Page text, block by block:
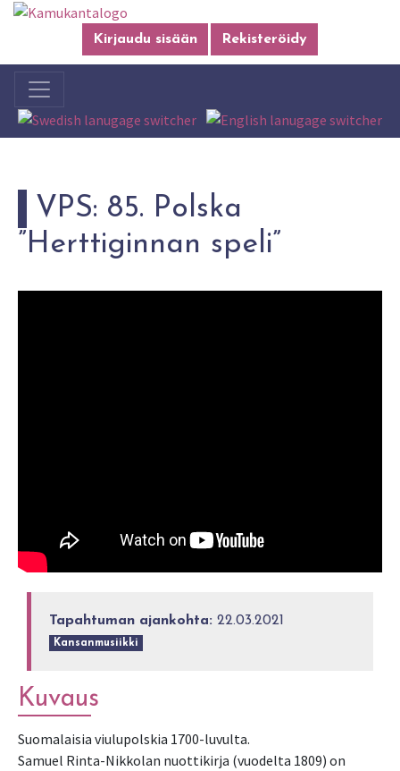
Kirjaudu sisään Rekisteröidy
VPS: 85. Polska
”Herttiginnan speli”
Tapahtuman ajankohta: 22.03.2021
Kansanmusiikki
Kuvaus
Suomalaisia viulupolskia 1700-luvulta.
Samuel Rinta-Nikkolan nuottikirja (vuodelta 1809) on